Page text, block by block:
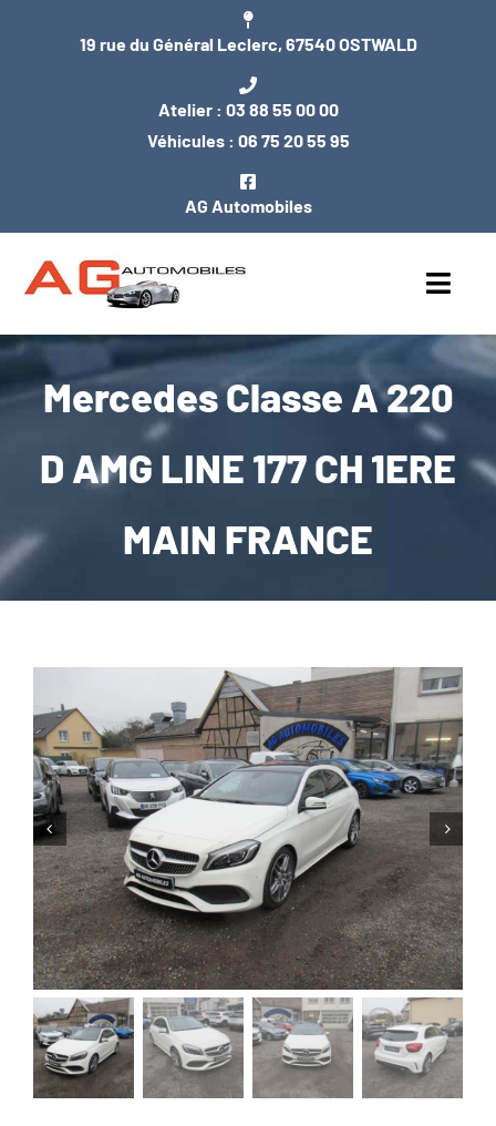
19 rue du Général Leclerc, 67540 OSTWALD
Atelier : 03 88 55 00 00
Véhicules : 06 75 20 55 95
AG Automobiles
ACCUEIL
ENTRETIEN / MÉCANIQUE
CARROSSERIE / VITRAGE
CONTACT
Mercedes Classe A 220
D AMG LINE 177 CH 1ERE
MAIN FRANCE